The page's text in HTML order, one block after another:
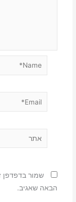
Email*
שמור בדפדפן
הבאה שאגיב.